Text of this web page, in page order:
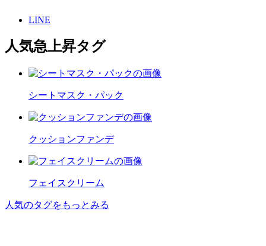
LINE
人気急上昇タグ
シートマスク・パック
クッションファンデ
フェイスクリーム
人気のタグをもっとみる